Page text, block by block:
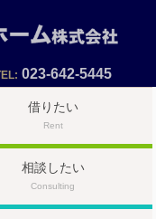
023-642-5445
借りたい
Rent
相談したい
Consulting